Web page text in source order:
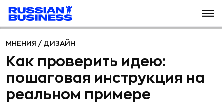
МНЕНИЯ / ДИЗАЙН
Как проверить идею:
пошаговая инструкция на
реальном примере